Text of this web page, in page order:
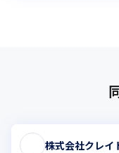
株式会社クレイ